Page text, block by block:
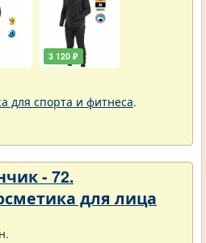
3 120 ₽
для спорта и фитнеса.
- 72.
для лица